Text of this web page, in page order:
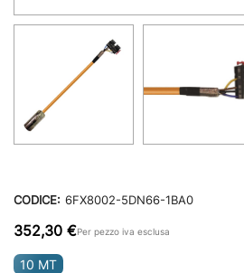
CODICE: 6FX8002-5DN66-1BA0
352,30 €Per pezzo iva esclusa
10 MT